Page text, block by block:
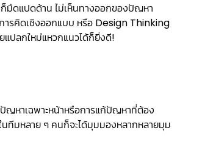
มืดแปดด้าน ไม่เห็นทางออกของปัญหา
ารคิดเชิงออกแบบ หรือ Design Thinking
แปลกใหม่แหวกแนวได้ก็ยิ่งดี!
ญหาเฉพาะหน้าหรือการแก้ปัญหาที่ต้อง
นทีมหลาย ๆ คนก็จะได้มุมมองหลากหลายมุม